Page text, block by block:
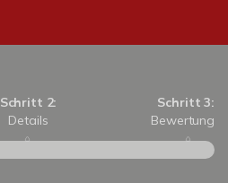
Schritt 2:
Details
Schritt 3:
Bewertung